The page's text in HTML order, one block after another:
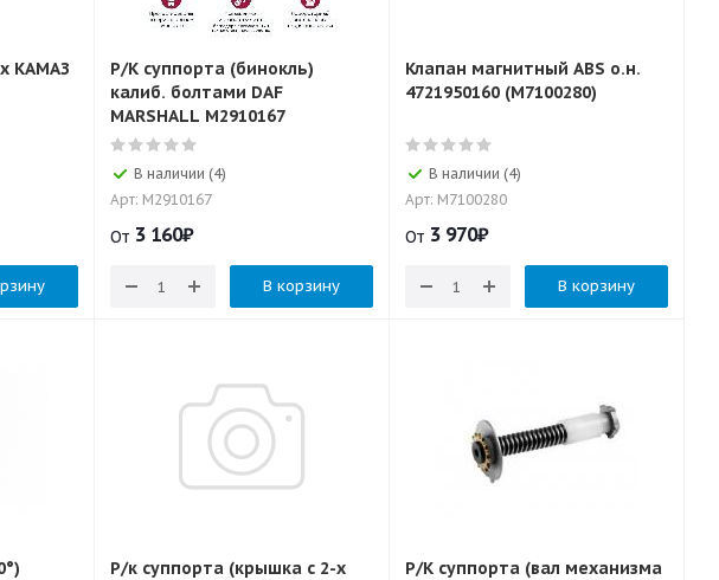
КАМАЗ
Р/К суппорта (бинокль)
калиб. болтами DAF
MARSHALL M2910167
В наличии (4)
Арт: M2910167
От 3 160₽
В корзину
Клапан магнитный ABS о.н.
4721950160 (M7100280)
В наличии (4)
Арт: M7100280
От 3 970₽
В корзину
Р/к суппорта (крышка с 2-х
Р/К суппорта (вал механизма